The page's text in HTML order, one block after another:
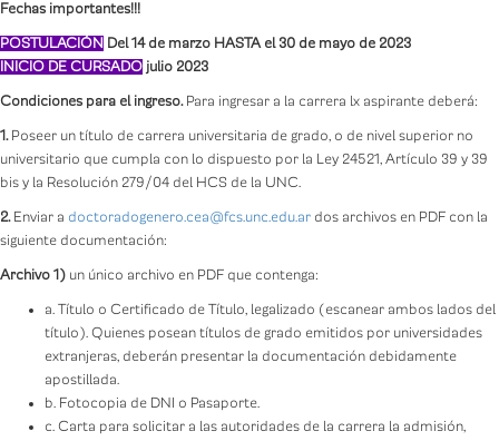
Fechas importantes!!!
POSTULACIÓN Del 14 de marzo HASTA el 30 de mayo de 2023
INICIO DE CURSADO julio 2023
Condiciones para el ingreso. Para ingresar a la carrera lx aspirante deberá:
1. Poseer un título de carrera universitaria de grado, o de nivel superior no
universitario que cumpla con lo dispuesto por la Ley 24521, Artículo 39 y 39
bis y la Resolución 279/04 del HCS de la UNC.
2.Enviar a doctoradogenero.cea@fcs.unc.edu.ar dos archivos en PDF con la
siguiente documentación:
Archivo 1) un único archivo en PDF que contenga:
a. Título o Certificado de Título, legalizado (escanear ambos lados del
título). Quienes posean títulos de grado emitidos por universidades
extranjeras, deberán presentar la documentación debidamente
apostillada.
b. Fotocopia de DNI o Pasaporte.
c. Carta para solicitar a las autoridades de la carrera la admisión,